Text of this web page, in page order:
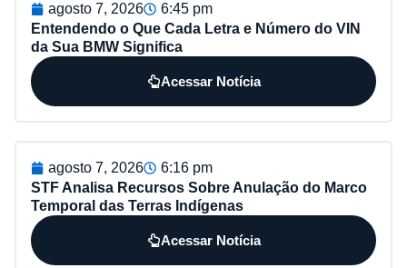
agosto 7, 2026
6:45 pm
Entendendo o Que Cada Letra e Número do VIN
da Sua BMW Significa
Acessar Notícia
agosto 7, 2026
6:16 pm
STF Analisa Recursos Sobre Anulação do Marco
Temporal das Terras Indígenas
Acessar Notícia